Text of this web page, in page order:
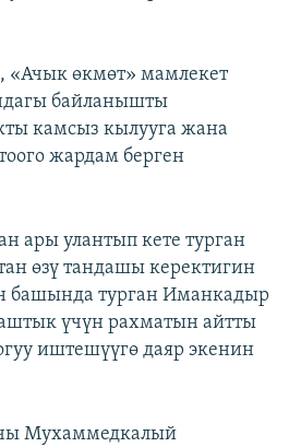
өкмөт» мамлекет
байланышты
камсыз кылууга жана
жардам берген
ары улантып кете турган
өзү тандашы керектигин
башында турган Иманкадыр
үчүн рахматын айтты
иштешүүгө даяр экенин
Мухаммедкалый